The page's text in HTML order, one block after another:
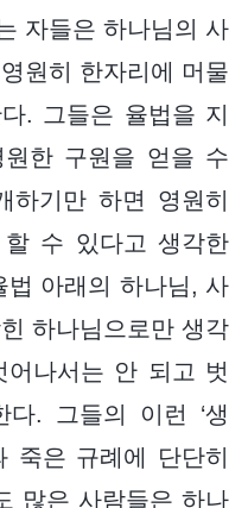
자들은 하나님의 사
원히 한자리에 머물
. 그들은 율법을 지
한 구원을 얻을 수
하기만 하면 영원히
수 있다고 생각한
법 아래의 하나님, 사
하나님으로만 생각
나서는 안 되고 벗
. 그들의 이런 ‘생
죽은 규례에 단단히
많은 사람들은 하나